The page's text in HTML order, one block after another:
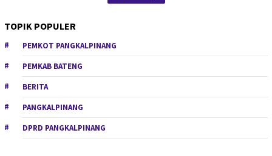
TOPIK POPULER
PEMKOT PANGKALPINANG
PEMKAB BATENG
BERITA
PANGKALPINANG
DPRD PANGKALPINANG